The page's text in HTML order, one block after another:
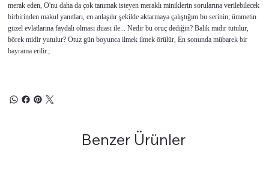
merak eden, O'nu daha da çok tanımak isteyen meraklı miniklerin sorularına verilebilecek
birbirinden makul yanıtları, en anlaşılır şekilde aktarmaya çalıştığım bu serinin; ümmetin
güzel evlatlarına faydalı olması duası ile... Nedir bu oruç dediğin? Balık mıdır tutulur,
börek midir yutulur? Otuz gün boyunca ilmek ilmek örülür, En sonunda mübarek bir
bayrama erilir.;
Benzer Ürünler